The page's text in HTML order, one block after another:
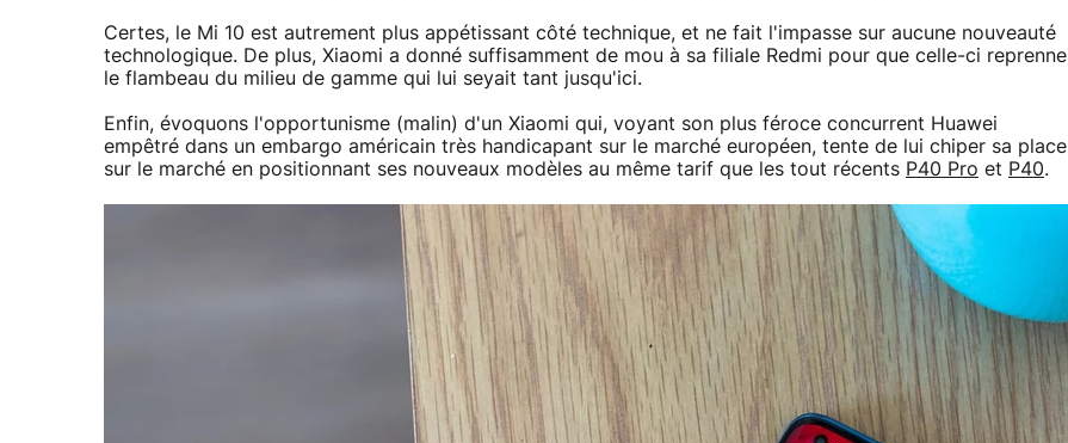
Certes, le Mi 10 est autrement plus appétissant côté technique, et ne fait l'impasse sur aucune nouveauté
technologique. De plus, Xiaomi a donné suffisamment de mou à sa filiale Redmi pour que celle-ci reprenne
le flambeau du milieu de gamme qui lui seyait tant jusqu'ici.
Enfin, évoquons l'opportunisme (malin) d'un Xiaomi qui, voyant son plus féroce concurrent Huawei
empêtré dans un embargo américain très handicapant sur le marché européen, tente de lui chiper sa place
sur le marché en positionnant ses nouveaux modèles au même tarif que les tout récents P40 Pro et P40.